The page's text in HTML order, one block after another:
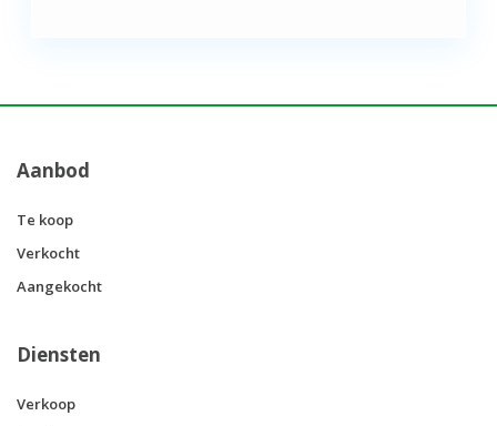
Aanbod
Te koop
Verkocht
Aangekocht
Diensten
Verkoop